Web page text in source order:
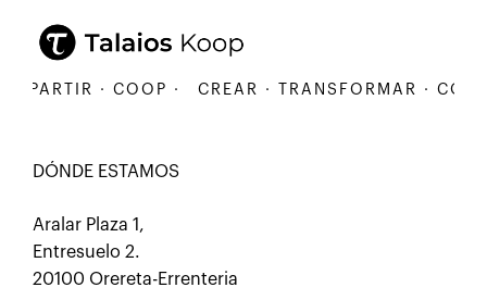
· COOP · CREAR · TRANSFORMAR ·
DÓNDE ESTAMOS
Aralar Plaza 1,
Entresuelo 2.
20100 Orereta-Errenteria